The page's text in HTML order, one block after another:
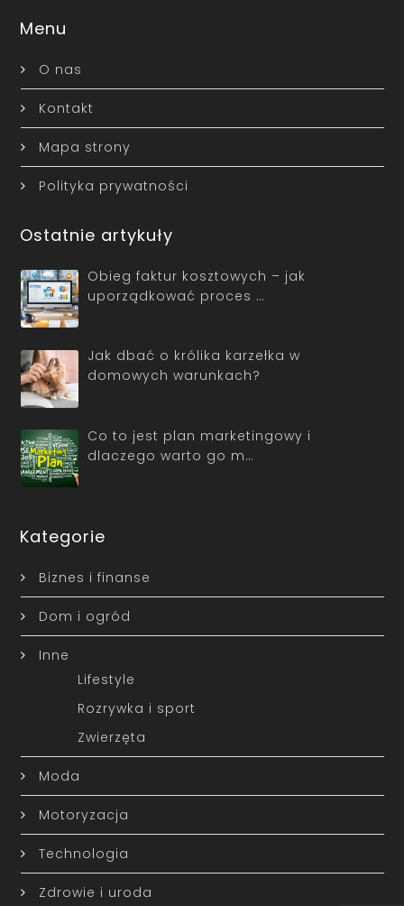
Menu
O nas
Kontakt
Mapa strony
Polityka prywatności
Ostatnie artykuły
Obieg faktur kosztowych – jak
uporządkować proces …
Jak dbać o królika karzełka w
domowych warunkach?
Co to jest plan marketingowy i
dlaczego warto go m…
Kategorie
Biznes i finanse
Dom i ogród
Inne
Lifestyle
Rozrywka i sport
Zwierzęta
Moda
Motoryzacja
Technologia
Zdrowie i uroda